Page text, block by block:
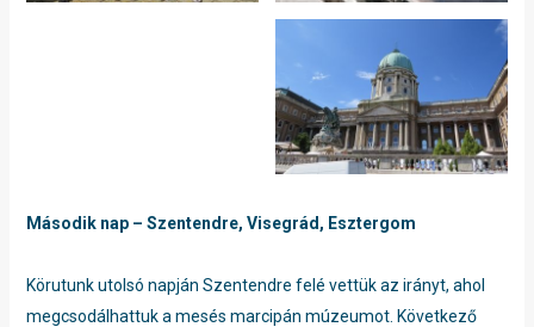
Második nap – Szentendre, Visegrád, Esztergom
Körutunk utolsó napján Szentendre felé vettük az irányt, ahol
megcsodálhattuk a mesés marcipán múzeumot. Következő